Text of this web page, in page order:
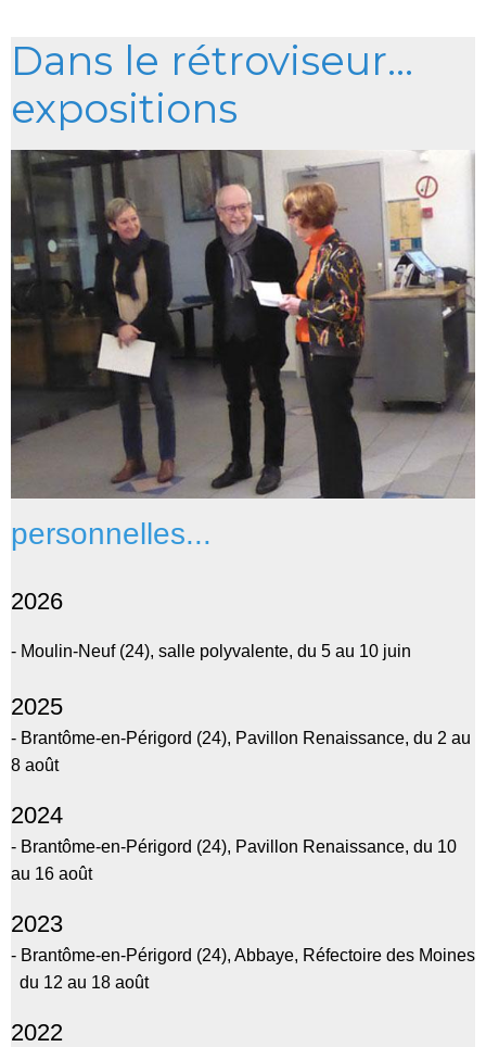
Dans le rétroviseur...
expositions
personnelles...
2026
- Moulin-Neuf (24), salle polyvalente, du 5 au 10 juin
2025
- Brantôme-en-Périgord (24), Pavillon Renaissance, du 2 au
8 août
2024
- Brantôme-en-Périgord (24), Pavillon Renaissance, du 10
au 16 août
2023
- Brantôme-en-Périgord (24), Abbaye, Réfectoire des Moines
du 12 au 18 août
2022